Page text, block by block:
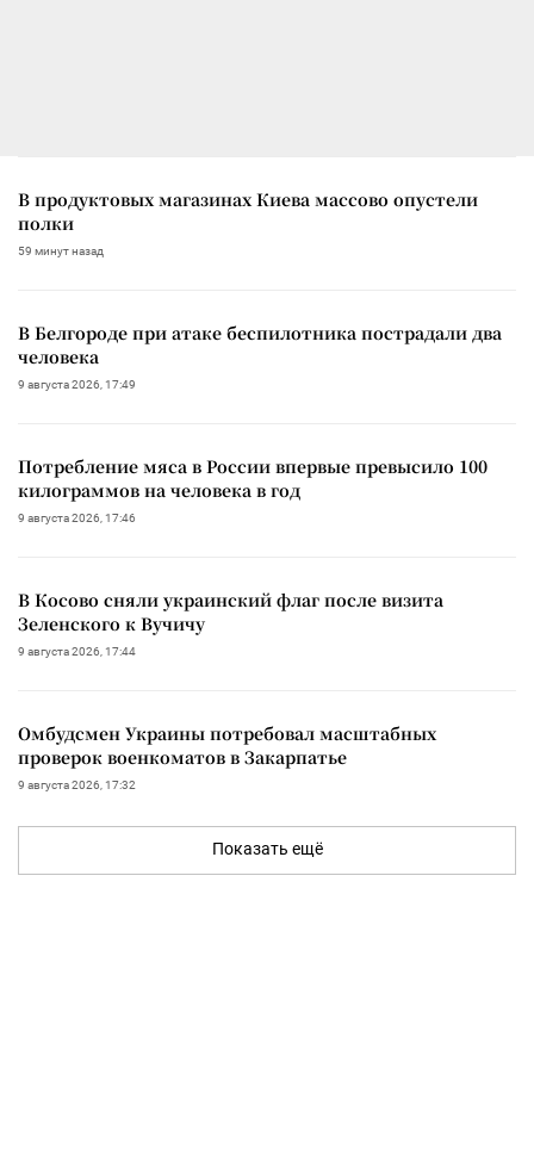
В продуктовых магазинах Киева массово опустели
полки
59 минут назад
В Белгороде при атаке беспилотника пострадали два
человека
9 августа 2026, 17:49
Потребление мяса в России впервые превысило 100
килограммов на человека в год
9 августа 2026, 17:46
В Косово сняли украинский флаг после визита
Зеленского к Вучичу
9 августа 2026, 17:44
Омбудсмен Украины потребовал масштабных
проверок военкоматов в Закарпатье
9 августа 2026, 17:32
Показать ещё